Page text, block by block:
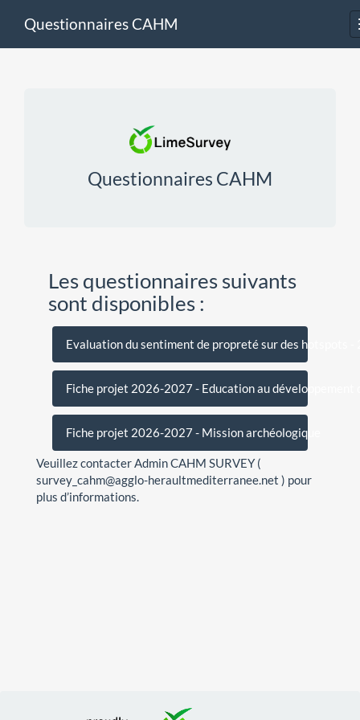
Questionnaires CAHM
Questionnaires CAHM
Les questionnaires suivants
sont disponibles :
Evaluation du sentiment de propreté sur des hotspots -
Fiche projet 2026-2027 - Education au développement
Fiche projet 2026-2027 - Mission archéologique
Veuillez contacter Admin CAHM SURVEY (
survey_cahm@agglo-heraultmediterranee.net ) pour
plus d’informations.